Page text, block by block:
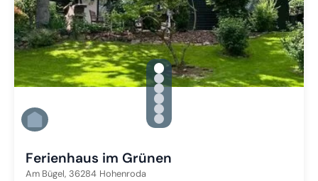
gallery.slide_selector
Zu Slide 1 wechseln
Zu Slide 2 wechseln
Zu Slide 3 wechseln
Zu Slide 4 wechseln
Zu Slide 5 wechseln
Zu Slide 6 wechseln
Ferienhaus im Grünen
Am Bügel, 36284 Hohenroda